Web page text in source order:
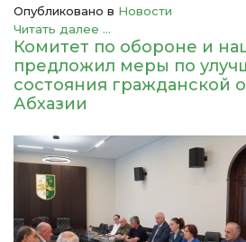
Опубликовано в Новости
Читать далее ...
Комитет по обороне и
предложил меры по
состояния гражданской
Абхазии